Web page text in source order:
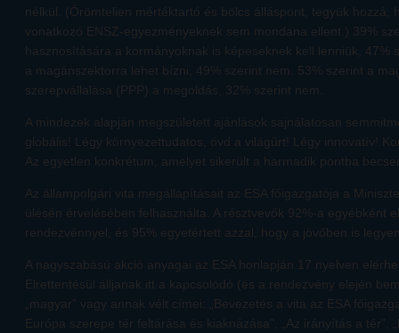
nélkül. (Örömtelien mértéktartó és bölcs álláspont, tegyük hozzá,
vonatkozó ENSZ-egyezményeknek sem mondana ellent.) 39%
hasznosítására a kormányoknak is képeseknek kell lenniük, 47%
a magánszektorra lehet bízni, 49% szerint nem. 53% szerint a
szerepvállalása (PPP) a megoldás, 32% szerint nem.
A mindezek alapján megszületett ajánlások sajnálatosan
globális! Légy környezettudatos, óvd a világűrt! Légy innovatív!
Az egyetlen konkrétum, amelyet sikerült a harmadik pontba
Az állampolgári vita megállapításait az ESA főigazgatója a
ülésén érvelésében felhasználta. A résztvevők 92%-a egyébként
rendezvénnyel, és 95% egyetértett azzal, hogy a jövőben is
A nagyszabású akció anyagai az ESA honlapján 17 nyelven
Elrettentésül álljanak itt a kapcsolódó (és a rendezvény elején
„magyar” vagy annak vélt címei: „Bevezetés a vita az ESA
Európa szerepe tér feltárása és kiaknázása”, „Az irányítás a tér”,